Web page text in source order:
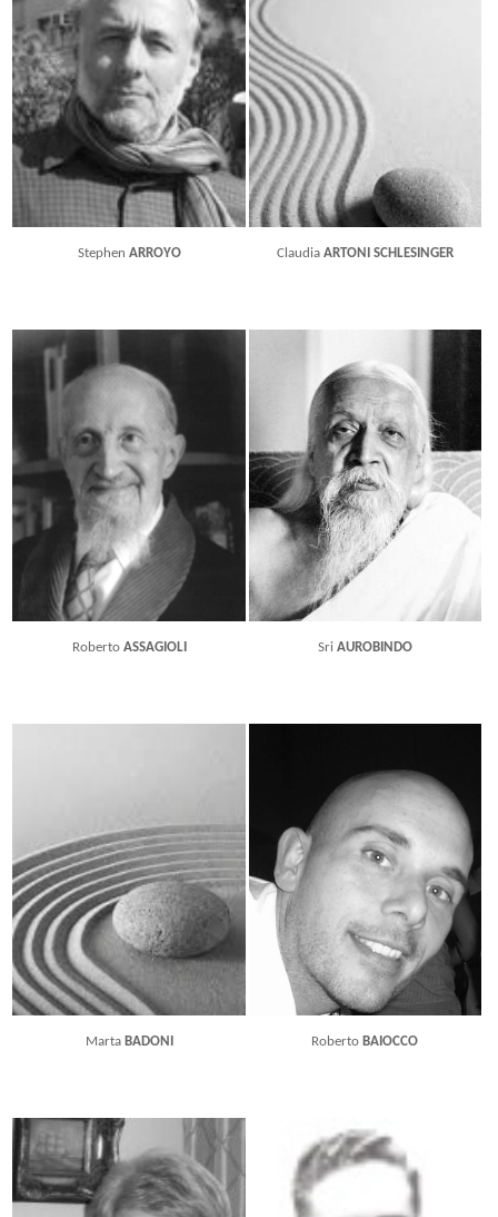
Stephen ARROYO Claudia ARTONI SCHLESINGER
Roberto ASSAGIOLI Sri AUROBINDO
Marta BADONI Roberto BAIOCCO